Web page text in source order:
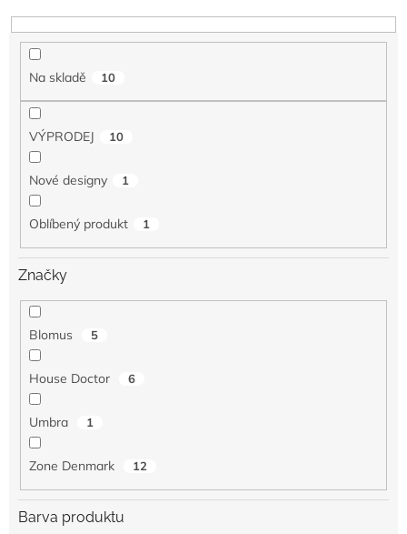
k
t
Na skladě 10
VÝPRODEJ 10
Nové designy 1
Oblíbený produkt 1
Značky
Blomus 5
House Doctor 6
Umbra 1
Zone Denmark 12
Barva produktu